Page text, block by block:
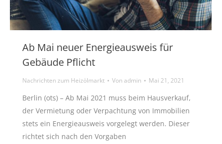
Ab Mai neuer Energieausweis für
Gebäude Pflicht
Nachrichten zum Heizölmarkt Vonadmin Mai 21, 2021
Berlin (ots) – Ab Mai 2021 muss beim Hausverkauf,
der Vermietung oder Verpachtung von Immobilien
stets ein Energieausweis vorgelegt werden. Dieser
richtet sich nach den Vorgaben